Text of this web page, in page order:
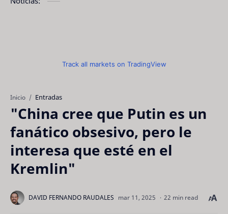
Track all markets on TradingView
Inicio Entradas
"China cree que Putin es un
fanático obsesivo, pero le
interesa que esté en el
Kremlin"
22 min read